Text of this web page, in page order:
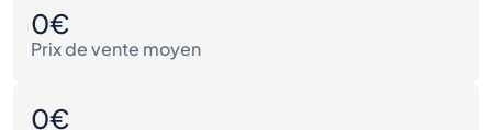
0€
Prix de vente moyen
0€